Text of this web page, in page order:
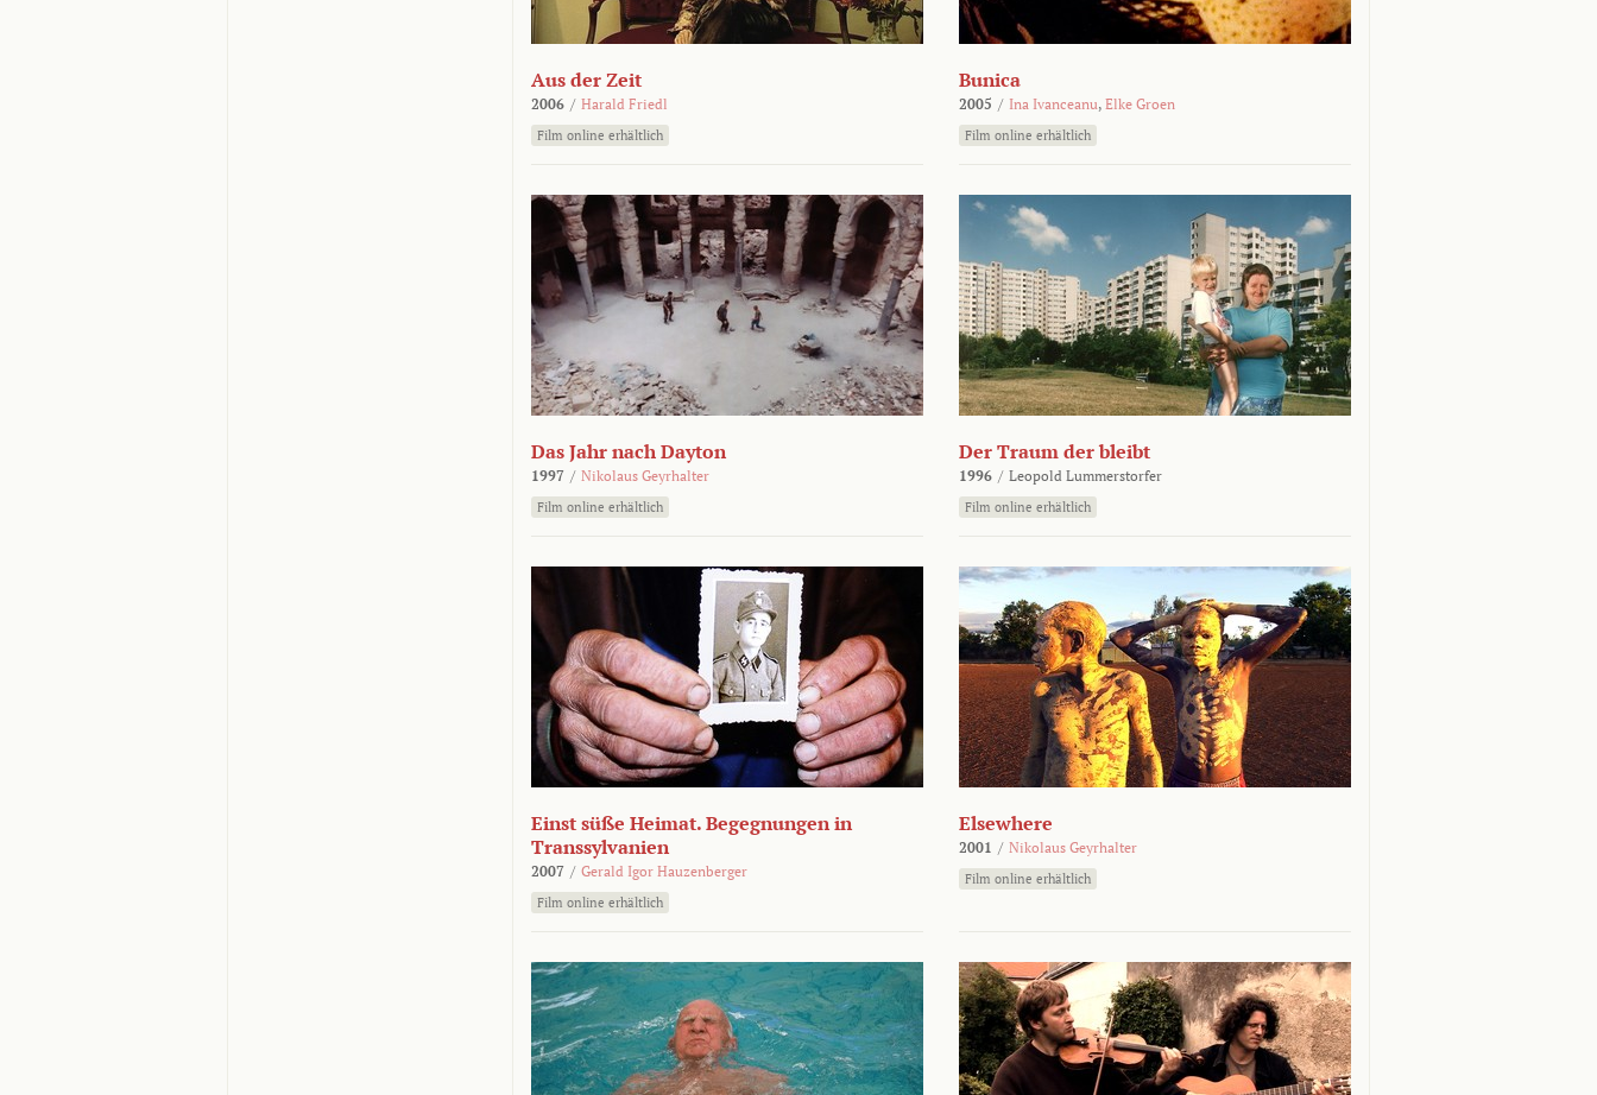
Aus der Zeit
2006 / Harald Friedl
Film online erhältlich
Bunica
2005 / Ina Ivanceanu, Elke Groen
Film online erhältlich
Das Jahr nach Dayton
1997 / Nikolaus Geyrhalter
Film online erhältlich
Der Traum der bleibt
1996 / Leopold Lummerstorfer
Film online erhältlich
Einst süße Heimat. Begegnungen in
Transsylvanien
2007 / Gerald Igor Hauzenberger
Film online erhältlich
Elsewhere
2001 / Nikolaus Geyrhalter
Film online erhältlich